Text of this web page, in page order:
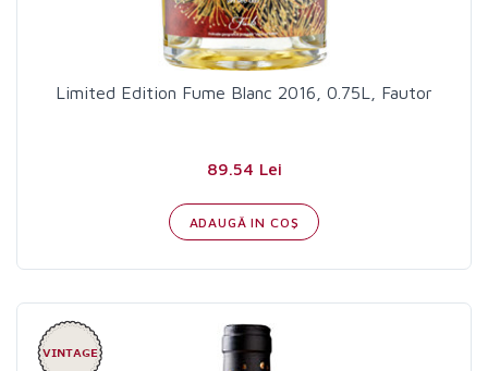
Limited Edition Fume Blanc 2016, 0.75L, Fautor
89.54 Lei
ADAUGĂ IN COŞ